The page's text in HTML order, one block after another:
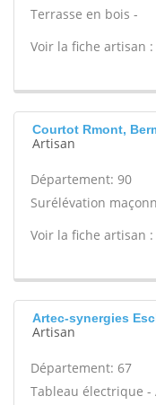
Terrasse en bois -
Voir la fiche artisan :
Courtot Rmont,
Artisan
Département: 90
Surélévation
Voir la fiche artisan :
Artec-synergies
Artisan
Département: 67
Tableau électrique -